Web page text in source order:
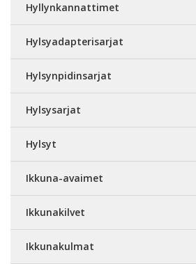
Hyllynkannattimet
Hylsyadapterisarjat
Hylsynpidinsarjat
Hylsysarjat
Hylsyt
Ikkuna-avaimet
Ikkunakilvet
Ikkunakulmat